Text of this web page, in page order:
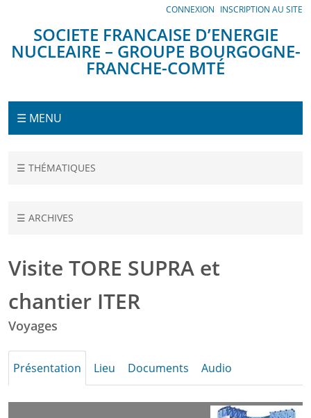
CONNEXION INSCRIPTION AU SITE
SOCIETE FRANCAISE D’ENERGIE
NUCLEAIRE – GROUPE BOURGOGNE-
FRANCHE-COMTÉ
Menu
☰ MENU
et
chantier
ITER
☰ THÉMATIQUES
☰ ARCHIVES
Visite TORE SUPRA et
chantier ITER
Voyages
Présentation Lieu Documents Audio
Panneau de gestion des cookies